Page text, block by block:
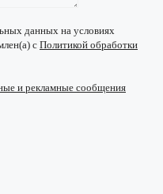
данных на условиях
с Политикой обработки
и рекламные сообщения